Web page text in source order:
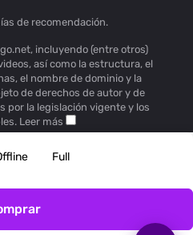
Full
de recomendación.
incluyendo (entre otros)
así como la estructura, el
el nombre de dominio y la
de derechos de autor y de
por la legislación vigente y los
Leer más